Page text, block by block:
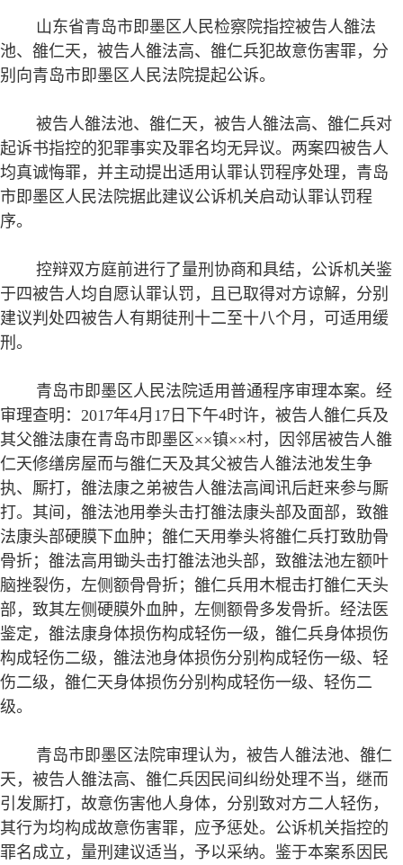
山东省青岛市即墨区人民检察院指控被告人雒法
池、雒仁天，被告人雒法高、雒仁兵犯故意伤害罪，分
别向青岛市即墨区人民法院提起公诉。
被告人雒法池、雒仁天，被告人雒法高、雒仁兵对
起诉书指控的犯罪事实及罪名均无异议。两案四被告人
均真诚悔罪，并主动提出适用认罪认罚程序处理，青岛
市即墨区人民法院据此建议公诉机关启动认罪认罚程
序。
控辩双方庭前进行了量刑协商和具结，公诉机关鉴
于四被告人均自愿认罪认罚，且已取得对方谅解，分别
建议判处四被告人有期徒刑十二至十八个月，可适用缓
刑。
青岛市即墨区人民法院适用普通程序审理本案。经
审理查明：2017年4月17日下午4时许，被告人雒仁兵及
其父雒法康在青岛市即墨区××镇××村，因邻居被告人雒
仁天修缮房屋而与雒仁天及其父被告人雒法池发生争
执、厮打，雒法康之弟被告人雒法高闻讯后赶来参与厮
打。其间，雒法池用拳头击打雒法康头部及面部，致雒
法康头部硬膜下血肿；雒仁天用拳头将雒仁兵打致肋骨
骨折；雒法高用锄头击打雒法池头部，致雒法池左额叶
脑挫裂伤，左侧额骨骨折；雒仁兵用木棍击打雒仁天头
部，致其左侧硬膜外血肿，左侧额骨多发骨折。经法医
鉴定，雒法康身体损伤构成轻伤一级，雒仁兵身体损伤
构成轻伤二级，雒法池身体损伤分别构成轻伤一级、轻
伤二级，雒仁天身体损伤分别构成轻伤一级、轻伤二
级。
青岛市即墨区法院审理认为，被告人雒法池、雒仁
天，被告人雒法高、雒仁兵因民间纠纷处理不当，继而
引发厮打，故意伤害他人身体，分别致对方二人轻伤，
其行为均构成故意伤害罪，应予惩处。公诉机关指控的
罪名成立，量刑建议适当，予以采纳。鉴于本案系因民